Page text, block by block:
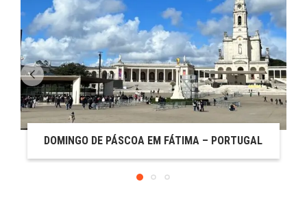
DOMINGO DE PÁSCOA EM FÁTIMA – PORTUGAL